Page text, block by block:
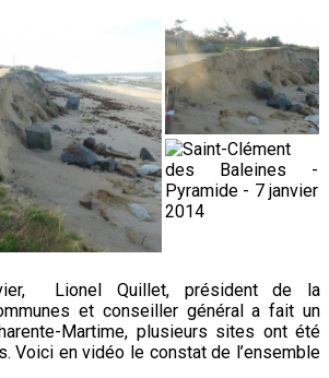
Lionel Quillet, président de la
et conseiller général a fait un
Martime, plusieurs sites ont été
Voici en vidéo le constat de l’ensemble